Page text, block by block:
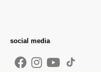
social media